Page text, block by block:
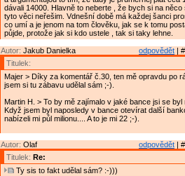
dávali 14000. Hlavně to neberte , že bych si na něco
tyto věci neřešim. Vdnešní době má každej šanci
co umí a je jenom na tom člověku, jak se k tomu
půjde, protože jak si kdo ustele , tak si taky lehne.
odpovědět |
Autor: Jakub Danielka
Titulek:
Majer > Díky za komentář č.30, ten mě opravdu po
jsem si tu zábavu udělal sám ;-).
Martin H. > To by mě zajímalo v jaké bance jsi se byl
Když jsem byl naposledy v bance otevírat další
nabízeli mi půl milionu.... A to je mi 22 ;-).
odpovědět |
Autor: Olaf
Titulek: Re:
Ty sis to fakt udělal sám? :-)))